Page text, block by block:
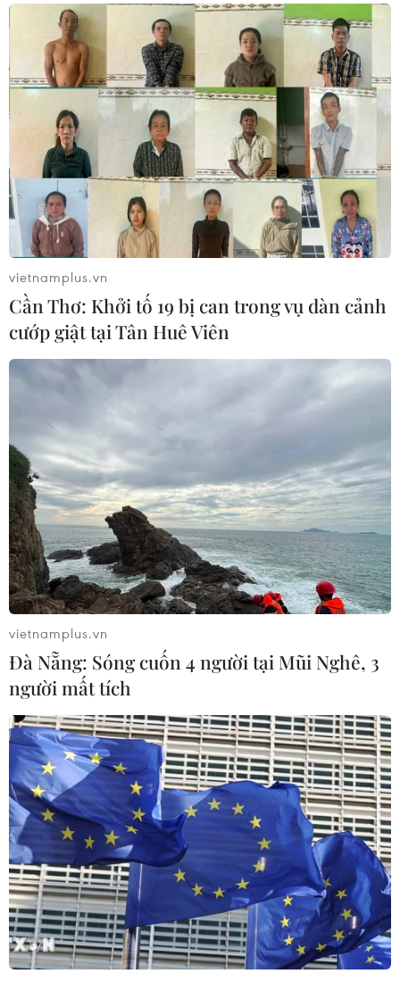
TIN CÙNG CHUYÊN MỤC
Thị trường chứng khoán: Sức ép từ
"vùng trũng" thông tin sau một nhịp
phục hồi
vietnamplus.vn
Cần Thơ: Khởi tố 19 bị can trong vụ dàn cảnh
cướp giật tại Tân Huê Viên
vietnamplus.vn
Đà Nẵng: Sóng cuốn 4 người tại Mũi Nghê, 3
người mất tích